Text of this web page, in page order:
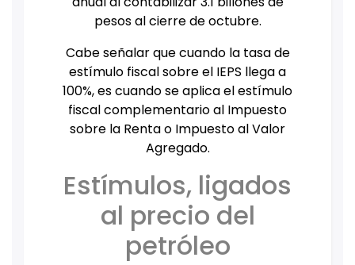
pesos al cierre de octubre.
Cabe señalar que cuando la tasa de
estímulo fiscal sobre el IEPS llega a
100%, es cuando se aplica el estímulo
fiscal complementario al Impuesto
sobre la Renta o Impuesto al Valor
Agregado.
Estímulos, ligados
al precio del
petróleo